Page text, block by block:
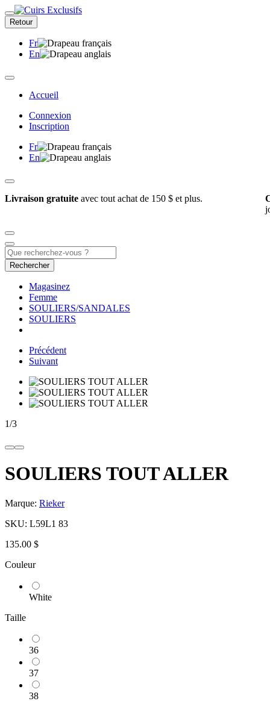
Retour
Fr
En
Accueil
Connexion
Inscription
Fr
En
Livraison gratuite avec tout achat de 150 $ et plus.
Rechercher
Magasinez
Femme
SOULIERS/SANDALES
SOULIERS
Précédent
Suivant
1/3
SOULIERS TOUT ALLER
Marque: Rieker
SKU: L59L1 83
135.00 $
Couleur
White
Taille
36
37
38